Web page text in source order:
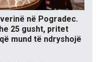
në Pogradec.
25 gusht, pritet
mund të ndryshojë